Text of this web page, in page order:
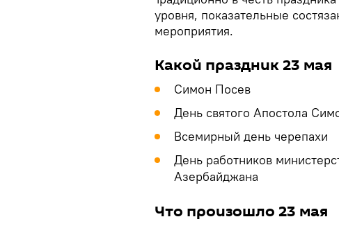
уровня, показательные
мероприятия.
Какой праздник 23 мая
Симон Посев
День святого Апостола
Всемирный день черепахи
День работников
Азербайджана
Что произошло 23 мая